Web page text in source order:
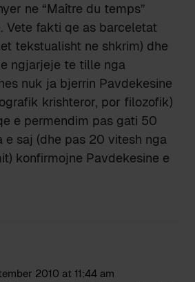
ne “Maître du temps”
Vete fakti qe as barceletat
tekstualisht ne shkrim) dhe
ngjarjeje te tille nga
nuk ja bjerrin Pavdekesine
krishteror, por filozofik)
e permendim pas gati 50
e saj (dhe pas 20 vitesh nga
konfirmojne Pavdekesine e
2010 at 11:44 am